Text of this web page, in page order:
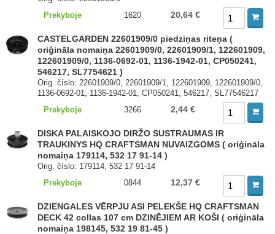
Prekyboje
1620 20,64 €
CASTELGARDEN 22601909/0 piedziņas riteņa (
oriģināla nomaiņa 22601909/0, 22601909/1, 122601909,
122601909/0, 1136-0692-01, 1136-1942-01, CP050241,
546217, SL7754621 )
Orig. číslo: 22601909/0, 22601909/1, 122601909, 122601909/0,
1136-0692-01, 1136-1942-01, CP050241, 546217, SL77546217
Prekyboje
3266 2,44 €
DISKA PALAISKOJO DIRŽO SUSTRAUMAS IR
TRAUKINYS HQ CRAFTSMAN NUVAIZGOMS ( oriģināla
nomaiņa 179114, 532 17 91-14 )
Orig. číslo: 179114, 532 17 91-14
Prekyboje
0844 12,37 €
DZIENGALES VĒRPJU ASI PELEKŠE HQ CRAFTSMAN
DECK 42 collas 107 cm DZINĒJIEM AR KOŠI ( oriģināla
nomaiņa 198145, 532 19 81-45 )